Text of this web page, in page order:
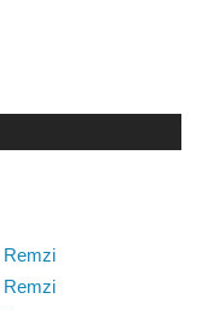
Remzi
Remzi